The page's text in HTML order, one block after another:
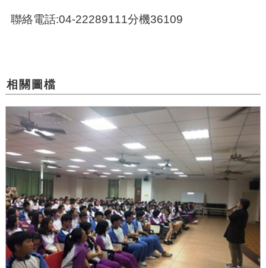
聯絡電話:04-22289111分機36109
相關圖檔